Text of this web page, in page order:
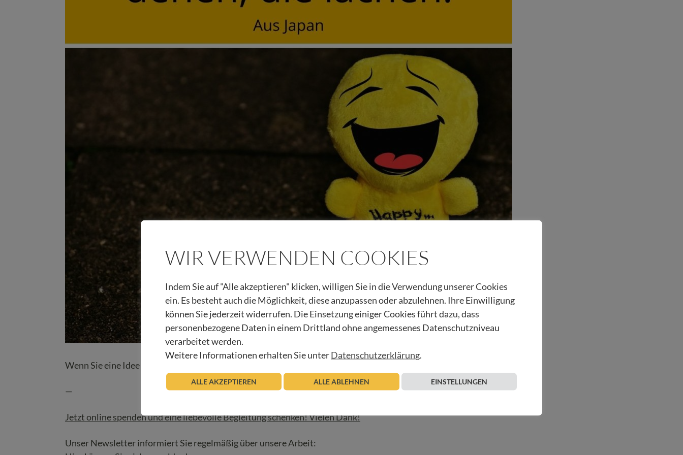
Wenn Sie eine Idee für einen guten Gedanken haben, schreiben Sie ein Mail an
—
Jetzt online spenden und eine liebevolle Begleitung schenken! Vielen Dank!
Unser Newsletter informiert Sie regelmäßig über unsere Arbeit:
WIR VERWENDEN COOKIES
Indem Sie auf "Alle akzeptieren" klicken, willigen Sie in die Verwendung unserer Cookies
ein. Es besteht auch die Möglichkeit, diese anzupassen oder abzulehnen. Ihre Einwilligung
können Sie jederzeit widerrufen. Die Einsetzung einiger Cookies führt dazu, dass
personenbezogene Daten in einem Drittland ohne angemessenes Datenschutzniveau
verarbeitet werden.
Weitere Informationen erhalten Sie unterDatenschutzerklärung.
ALLE AKZEPTIEREN ALLE ABLEHNEN EINSTELLUNGEN